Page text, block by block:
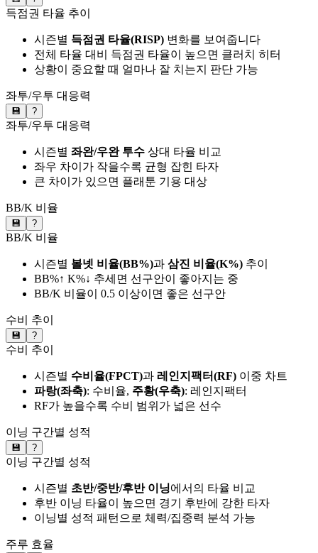
득점권 타율 추이
시즌별 득점권 타율(RISP) 변화를 보여줍니다
전체 타율 대비 득점권 타율이 높으면 클러치 히터
상황이 중요할 때 얼마나 잘 치는지 판단 가능
좌투/우투 대응력
💾 ?
좌투/우투 대응력
시즌별 좌완/우완 투수 상대 타율 비교
좌우 차이가 작을수록 균형 잡힌 타자
큰 차이가 있으면 플래툰 기용 대상
BB/K 비율
💾 ?
BB/K 비율
시즌별 볼넷 비율(BB%)과 삼진 비율(K%) 추이
BB%↑ K%↓ 추세면 선구안이 좋아지는 중
BB/K 비율이 0.5 이상이면 좋은 선구안
수비 추이
💾 ?
수비 추이
시즌별 수비율(FPCT)과 레인지팩터(RF) 이중 차트
파랑(좌축): 수비율, 주황(우축): 레인지팩터
RF가 높을수록 수비 범위가 넓은 선수
이닝 구간별 성적
💾 ?
이닝 구간별 성적
시즌별 초반/중반/후반 이닝에서의 타율 비교
후반 이닝 타율이 높으면 경기 후반에 강한 타자
이닝별 성적 패턴으로 체력/집중력 분석 가능
주루 효율